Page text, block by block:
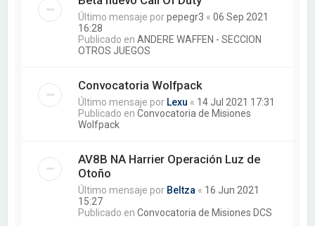
Último mensaje porpepegr3 «06 Sep 2021
16:28
Publicado enANDERE WAFFEN - SECCION
OTROS JUEGOS
Convocatoria Wolfpack
Último mensaje por Lexu « 14 Jul 2021 17:31
Publicado enConvocatoria de Misiones
Wolfpack
AV8B NA Harrier Operación Luz de
Otoño
Último mensaje por Beltza « 16 Jun 2021
15:27
Publicado enConvocatoria de Misiones DCS